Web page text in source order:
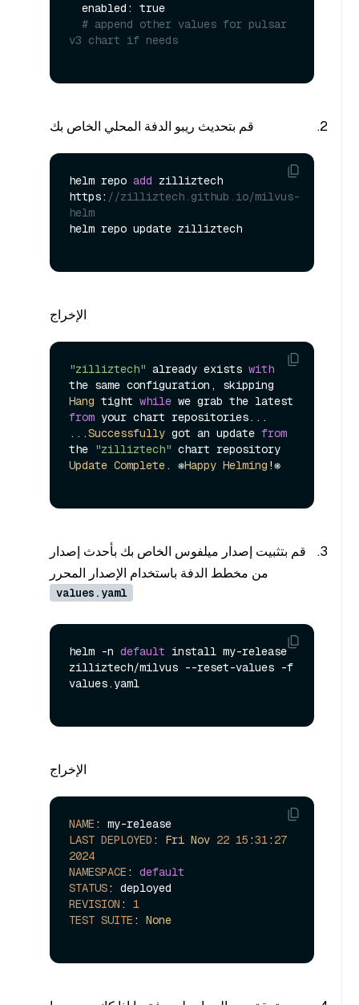
# append other values for pulsar
v3 chart if needs
قم بتحديث ريبو الدفة المحلي الخاص بك
helm repo add zilliztech
https: //zilliztech.github.io/milvus-
helm
helm repo update zilliztech
الإخراج
"zilliztech" already exists with
Hang tight while
from your chart repositories...
...Successfully got an update from
the "zilliztech"
Update Complete . ⎈Happy Helming !⎈
قم بتثبيت إصدار ميلفوس الخاص بك بأحدث إصدار
من مخطط الدفة باستخدام الإصدار المحرر
values.yaml
helm -n default install my-release
zilliztech/milvus --reset-values -f
values. yaml
الإخراج
NAME
LAST DEPLOYED : Fri Nov 22 15 :31 : 27
2024
NAMESPACE : default
STATUS
REVISION : 1
TEST SUITE : None